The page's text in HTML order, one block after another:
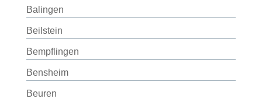
Balingen
Beilstein
Bempflingen
Bensheim
Beuren